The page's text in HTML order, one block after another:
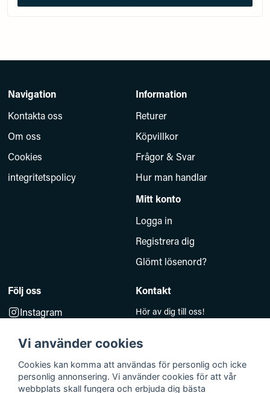
Navigation
Kontakta oss
Om oss
Cookies
integritetspolicy
Information
Returer
Köpvillkor
Frågor & Svar
Hur man handlar
Mitt konto
Logga in
Registrera dig
Glömt lösenord?
Följ oss
Instagram
Kontakt
Hör av dig till oss!
kundsupport@baddkompaniet.se
Telefon:044-813 00
Org.nr 5594278177
Vi använder cookies
Cookies kan komma att användas för personlig och icke
personlig annonsering. Vi använder cookies för att vår
webbplats skall fungera och erbjuda dig bästa